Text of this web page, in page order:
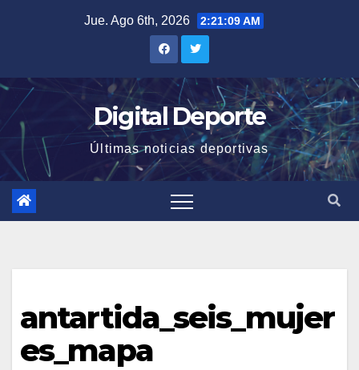
Jue. Ago 6th, 2026 2:21:10 AM
Digital Deporte
Últimas noticias deportivas
antartida_seis_mujer
es_mapa